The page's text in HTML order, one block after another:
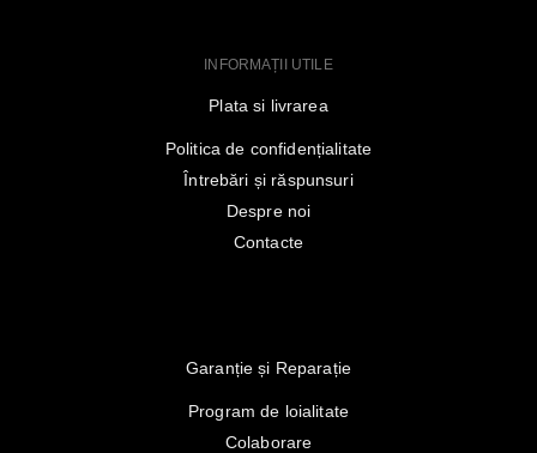
INFORMAȚII UTILE
Plata si livrarea
Politica de confidențialitate
Întrebări și răspunsuri
Despre noi
Contacte
Garanție și Reparație
Program de loialitate
Colaborare